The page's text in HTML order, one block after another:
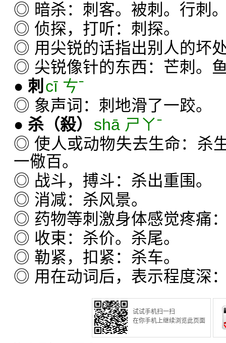
◎ 暗杀：刺客。被刺。行刺
◎ 侦探，打听：刺探。
◎ 用尖锐的话指出别人的坏
◎ 尖锐像针的东西：芒刺。
● 刺 cī ㄘˉ
◎ 象声词：刺地滑了一跤。
● 杀 （殺）
shā ㄕㄚˉ
◎ 使人或动物失去生命：杀
一儆百。
◎ 战斗，搏斗：杀出重围。
◎ 消减：杀风景。
◎ 药物等刺激身体感觉疼痛
◎ 收束：杀价。杀尾。
◎ 勒紧，扣紧：杀车。
◎ 用在动词后，表示程度深
试试手机扫一扫
在你手机上继续浏览此页面